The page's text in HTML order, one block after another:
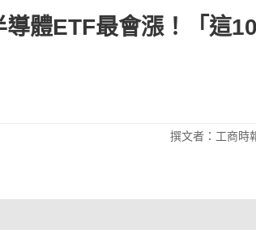
體ETF最會漲！「這
撰文者：工商時